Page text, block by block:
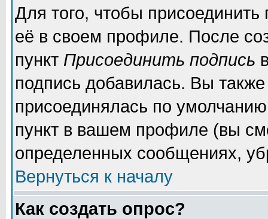
Для того, чтобы
её в своем профиле. После
пункт Присоединить подпись
подпись добавилась. Вы
присоединялась по
пункт в вашем профиле (вы
определенных сообщениях,
Вернуться к началу
Как создать опрос?